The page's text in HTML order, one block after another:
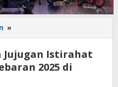
»
Siapkan
Jujugan
Istirahat
untuk
Jujugan Istirahat
2025 di